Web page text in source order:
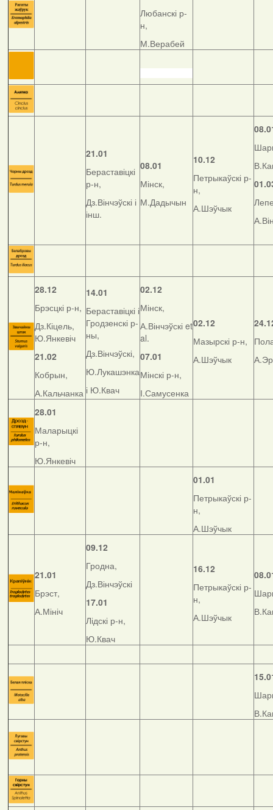
Любанскі р-
н,
М.Верабей
21.01
Бераставіцкі
р-н,
Дз.Вінчэўскі і
інш.
08.01
Мінск,
М.Дадычын
10.12
Петрыкаўскі р-
н,
А.Шэўчык
28.12
Брэсцкі р-н,
Дз.Кіцель,
Ю.Янкевіч
21.02
Кобрын,
А.Кальчанка
14.01
Бераставіцкі і
Гродзенскі р-
ны,
Дз.Вінчэўскі,
Ю.Лукашэнка
і Ю.Квач
02.12
Мінск,
А.Вінчэўскі et
al.
07.01
Мінскі р-н,
І.Самусенка
02.12
Мазырскі р-н,
А.Шэўчык
28.01
Маларыцкі
р-н,
Ю.Янкевіч
01.01
Петрыкаўскі р-
н,
А.Шэўчык
21.01
Брэст,
А.Мініч
09.12
Гродна,
Дз.Вінчэўскі
17.01
Лідскі р-н,
Ю.Квач
16.12
Петрыкаўскі р-
н,
А.Шэўчык